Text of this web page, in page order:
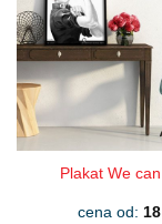
Opcje
na
Plakat We
cena od: 18